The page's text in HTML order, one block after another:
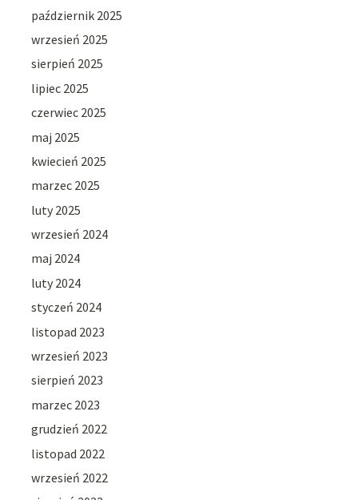
październik 2025
wrzesień 2025
sierpień 2025
lipiec 2025
czerwiec 2025
maj 2025
kwiecień 2025
marzec 2025
luty 2025
wrzesień 2024
maj 2024
luty 2024
styczeń 2024
listopad 2023
wrzesień 2023
sierpień 2023
marzec 2023
grudzień 2022
listopad 2022
wrzesień 2022